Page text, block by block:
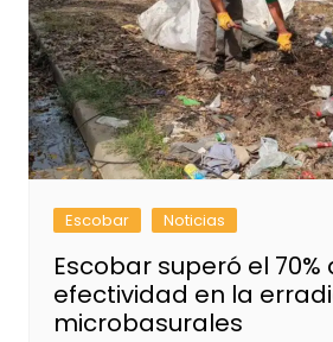
Escobar Noticias
Escobar superó el 70%
efectividad en la
microbasurales